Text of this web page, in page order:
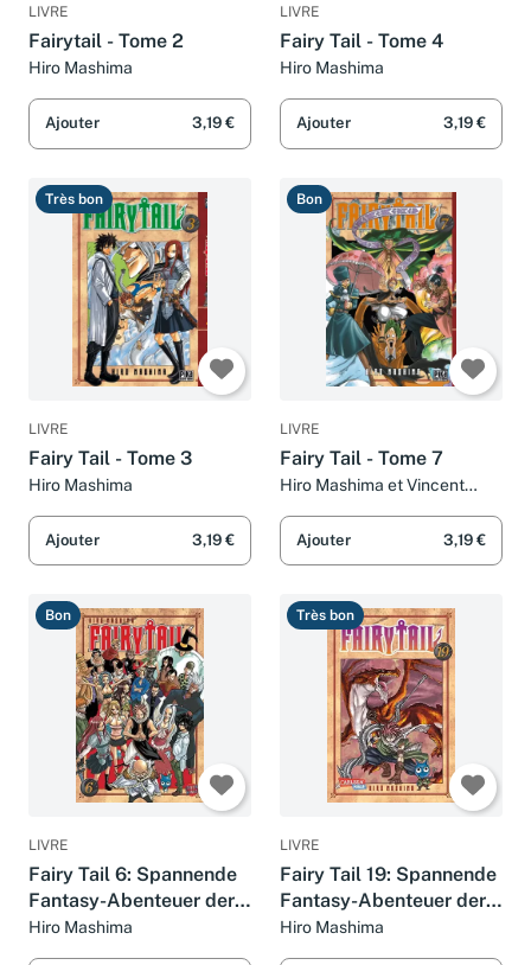
LIVRE
Fairytail - Tome 2
Hiro Mashima
Ajouter 3,19 €
LIVRE
Fairy Tail - Tome 4
Hiro Mashima
Ajouter 3,19 €
Très bon
LIVRE
Fairy Tail - Tome 3
Hiro Mashima
Ajouter 3,19 €
Bon
LIVRE
Fairy Tail - Tome 7
Hiro Mashima et Vincent
Ajouter 3,19 €
Bon
LIVRE
Fairy Tail 6: Spannende
Fantasy-Abenteuer der
berühmtesten
Magiergilde der Welt
Hiro Mashima
Très bon
LIVRE
Fairy Tail 19: Spannende
Fantasy-Abenteuer der
berühmtesten
Magiergilde der Welt
Hiro Mashima